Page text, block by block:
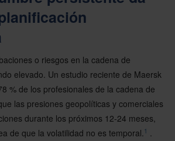
o riesgos en la cadena de
elevado. Un estudio reciente de Maersk
% de los profesionales de la cadena de
las presiones geopolíticas y comerciales
durante los próximos 12-24 meses,
de que la volatilidad no es temporal. 1 .